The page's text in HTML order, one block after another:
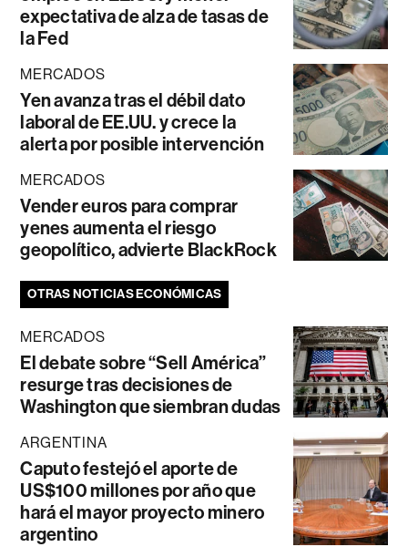
expectativa de alza de tasas de
la Fed
MERCADOS
Yen avanza tras el débil dato
laboral de EE.UU. y crece la
alerta por posible intervención
MERCADOS
Vender euros para comprar
yenes aumenta el riesgo
geopolítico, advierte BlackRock
OTRAS NOTICIAS ECONÓMICAS
MERCADOS
El debate sobre “Sell América”
resurge tras decisiones de
Washington que siembran dudas
ARGENTINA
Caputo festejó el aporte de
US$100 millones por año que
hará el mayor proyecto minero
argentino